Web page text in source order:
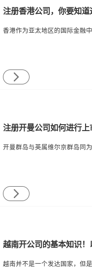
注册香港公司，你要知道
注册开曼公司如何进行上
越南开公司的基本知识